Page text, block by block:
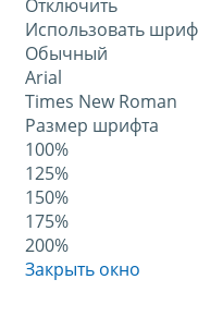
Отключить
Использовать
Обычный
Arial
Times New Roman
Размер шрифта
100%
125%
150%
175%
200%
Закрыть окно